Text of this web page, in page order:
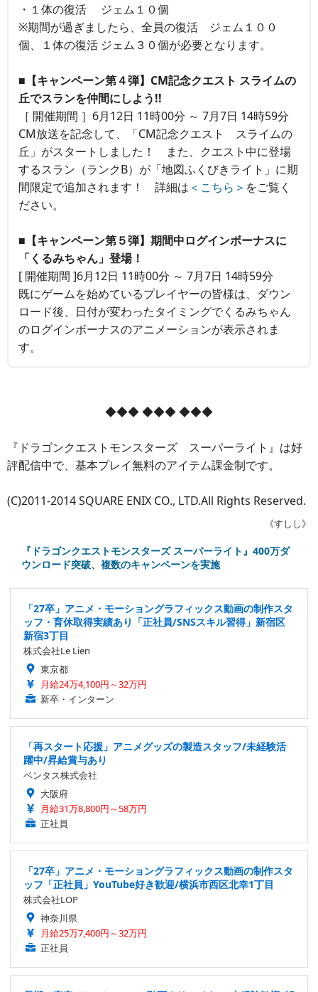
・１体の復活 ジェム１０個
※期間が過ぎましたら、全員の復活 ジェム１００
個、１体の復活 ジェム３０個が必要となります。
■【キャンペーン第４弾】CM記念クエスト スライムの
丘でスランを仲間にしよう!!
［ 開催期間 ］6月12日 11時00分 ～ 7月7日 14時59分
CM放送を記念して、「CM記念クエスト スライムの
丘」がスタートしました！ また、クエスト中に登場
するスラン（ランクB）が「地図ふくびきライト」に期
間限定で追加されます！ 詳細は ＜こちら＞ をご覧く
ださい。
■【キャンペーン第５弾】期間中ログインボーナスに
「くるみちゃん」登場！
[ 開催期間 ]6月12日 11時00分 ～ 7月7日 14時59分
既にゲームを始めているプレイヤーの皆様は、ダウン
ロード後、日付が変わったタイミングでくるみちゃん
のログインボーナスのアニメーションが表示されま
す。
◆◆◆ ◆◆◆ ◆◆◆
『ドラゴンクエストモンスターズ スーパーライト』は好
評配信中で、基本プレイ無料のアイテム課金制です。
(C)2011-2014 SQUARE ENIX CO., LTD.All Rights Reserved.
《すしし》
『ドラゴンクエストモンスターズ スーパーライト』400万ダ
ウンロード突破、複数のキャンペーンを実施
「27卒」アニメ・モーショングラフィックス動画の制作スタ
ッフ・育休取得実績あり「正社員/SNSスキル習得」新宿区
新宿3丁目
株式会社Le Lien
東京都
月給24万4,100円～32万円
新卒・インターン
「再スタート応援」アニメグッズの製造スタッフ/未経験活
躍中/昇給賞与あり
ベンタス株式会社
大阪府
月給31万8,800円～58万円
正社員
「27卒」アニメ・モーショングラフィックス動画の制作スタ
ッフ「正社員」YouTube好き歓迎/横浜市西区北幸1丁目
株式会社LOP
神奈川県
月給25万7,400円～32万円
正社員